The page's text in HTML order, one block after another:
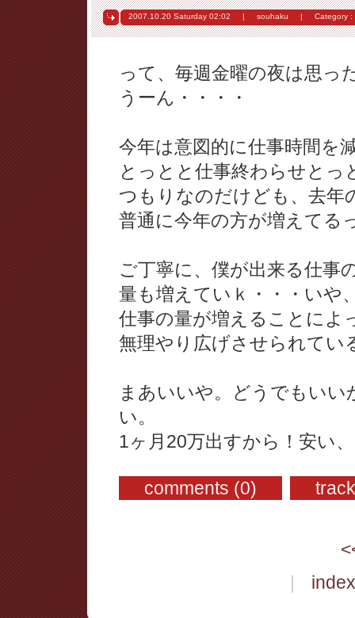
2007.10.20 Saturday 02:02 | souhaku | Category :
って、毎週金曜の夜は思っ
うーん・・・・
今年は意図的に仕事時間を
とっとと仕事終わらせと
つもりなのだけども、去年
普通に今年の方が増えてる
ご丁寧に、僕が出来る仕事
量も増えていｋ・・・いや
仕事の量が増えることによ
無理やり広げさせられてい
まあいいや。どうでもい
い。
1ヶ月20万出すから！安い
comments (0)
|
index